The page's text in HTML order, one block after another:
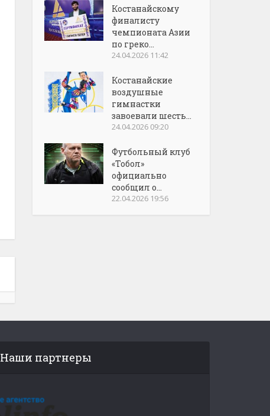
Костанайскому
финалисту
чемпионата Азии
по греко...
24.04.2026 11:42
Костанайские
воздушные
гимнастки
завоевали шесть...
24.04.2026 09:20
Футбольный клуб
«Тобол»
официально
сообщил о...
22.04.2026 19:56
Наши партнеры